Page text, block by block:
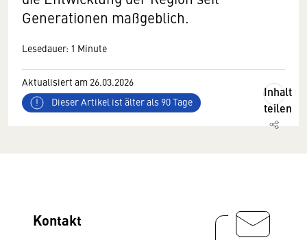
Generationen maßgeblich.
Lesedauer: 1 Minute
Aktualisiert am 26.03.2026
Dieser Artikel ist älter als 90 Tage
Inhalt
teilen
Kontakt